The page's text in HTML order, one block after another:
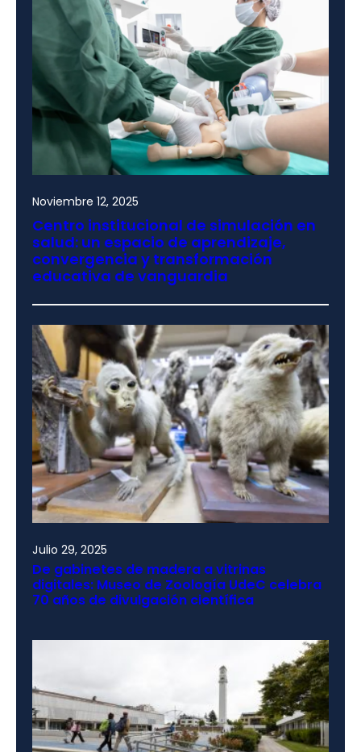
Noviembre 12, 2025
Centro institucional de simulación en
salud: un espacio de aprendizaje,
convergencia y transformación
educativa de vanguardia
Julio 29, 2025
De gabinetes de madera a vitrinas
digitales: Museo de Zoología UdeC celebra
70 años de divulgación científica